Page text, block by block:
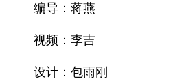
编导：蒋燕
视频：李吉
设计：包雨刚